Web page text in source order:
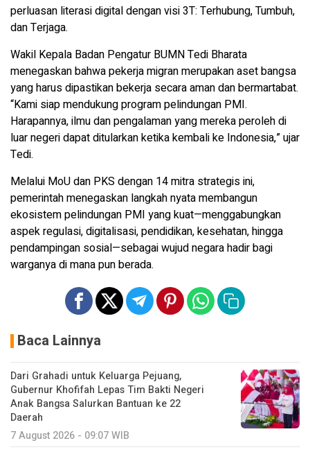
perluasan literasi digital dengan visi 3T: Terhubung, Tumbuh,
dan Terjaga.
Wakil Kepala Badan Pengatur BUMN Tedi Bharata
menegaskan bahwa pekerja migran merupakan aset bangsa
yang harus dipastikan bekerja secara aman dan bermartabat.
“Kami siap mendukung program pelindungan PMI.
Harapannya, ilmu dan pengalaman yang mereka peroleh di
luar negeri dapat ditularkan ketika kembali ke Indonesia,” ujar
Tedi.
Melalui MoU dan PKS dengan 14 mitra strategis ini,
pemerintah menegaskan langkah nyata membangun
ekosistem pelindungan PMI yang kuat—menggabungkan
aspek regulasi, digitalisasi, pendidikan, kesehatan, hingga
pendampingan sosial—sebagai wujud negara hadir bagi
warganya di mana pun berada.
Baca Lainnya
Dari Grahadi untuk Keluarga Pejuang,
Gubernur Khofifah Lepas Tim Bakti Negeri
Anak Bangsa Salurkan Bantuan ke 22
Daerah
7 August 2026 - 09:07 WIB